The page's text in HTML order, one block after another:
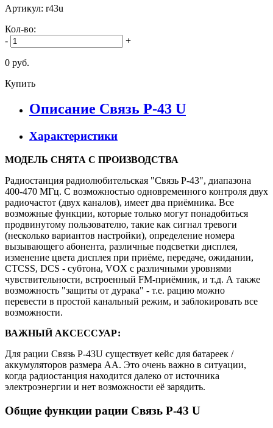
Артикул: r43u
Кол-во:
-
+
0 руб.
Купить
Описание Связь Р-43 U
Характеристики
МОДЕЛЬ СНЯТА С ПРОИЗВОДСТВА
Радиостанция радиолюбительская "Связь Р-43", диапазона
400-470 МГц. С возможностью одновременного контроля двух
радиочастот (двух каналов), имеет два приёмника. Все
возможные функции, которые только могут понадобиться
продвинутому пользователю, такие как сигнал тревоги
(несколько вариантов настройки), определение номера
вызывающего абонента, различные подсветки дисплея,
изменение цвета дисплея при приёме, передаче, ожидании,
CTCSS, DCS - субтона, VOX с различными уровнями
чувствительности, встроенный FM-приёмник, и т.д. А также
возможность "защиты от дурака" - т.е. рацию можно
перевести в простой канальный режим, и заблокировать все
возможности.
ВАЖНЫЙ АКСЕССУАР:
Для рации Связь Р-43U существует кейс для батареек /
аккумуляторов размера АА. Это очень важно в ситуации,
когда радиостанция находится далеко от источника
электроэнергии и нет возможности её зарядить.
Общие функции рации Связь Р-43 U